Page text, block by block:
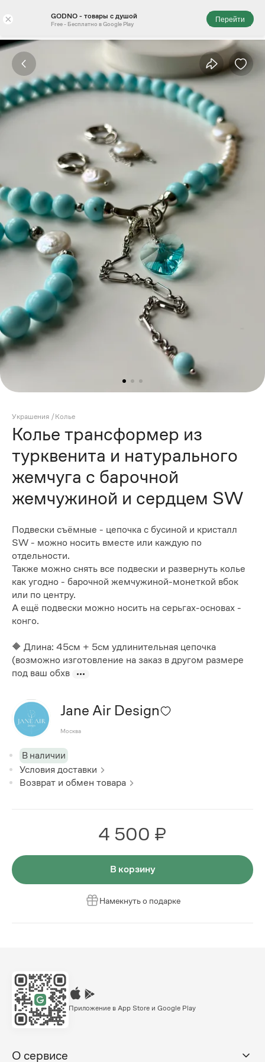
× GODNO - товары с душой
Free - Бесплатно в Google Play
Перейти
Украшения /Колье
Колье трансформер из
турквенита и натурального
жемчуга с барочной
жемчужиной и сердцем SW
Подвески съёмные - цепочка с бусиной и кристалл
SW - можно носить вместе или каждую по
отдельности.
Также можно снять все подвески и развернуть колье
как угодно - барочной жемчужиной-монеткой вбок
или по центру.
А ещё подвески можно носить на серьгах-основах -
конго.
🔶 Длина: 45см + 5см удлинительная цепочка
(возможно изготовление на заказ в другом размере
под ваш обхв
Jane Air Design
Москва
В наличии
Условия доставки
Возврат и обмен товара
4 500 ₽
В корзину
Намекнуть о подарке
Приложение в App Store и Google Play
О сервисе